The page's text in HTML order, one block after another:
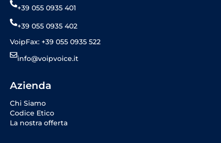
+39 055 0935 401
+39 055 0935 402
VoipFax: +39 055 0935 522
info@voipvoice.it
Azienda
Chi Siamo
Codice Etico
La nostra offerta